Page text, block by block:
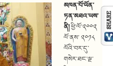
མཁན་པོ་ཡོན་
ཏན་མཐའ་ཡས་
ནི།ཕྱི་ལོ་༢༠༠༢
ལོ་ནས་ ༢༠༡༨
ལོའི་བར་དུ་
གསེར་ཐང་ལྔ་